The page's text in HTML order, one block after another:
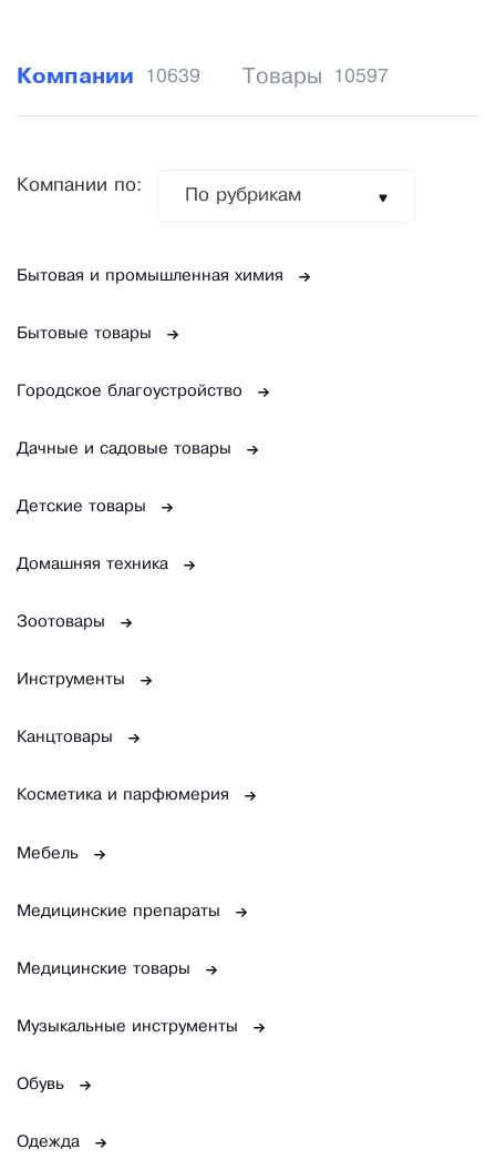
Компании 10639 Товары 10597
Компании по:
По рубрикам
Бытовая и промышленная химия
Бытовые товары
Городское благоустройство
Дачные и садовые товары
Детские товары
Домашняя техника
Зоотовары
Инструменты
Канцтовары
Косметика и парфюмерия
Мебель
Медицинские препараты
Медицинские товары
Музыкальные инструменты
Обувь
Одежда